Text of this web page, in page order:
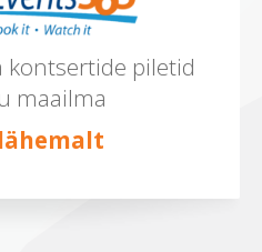
piletid
maailma